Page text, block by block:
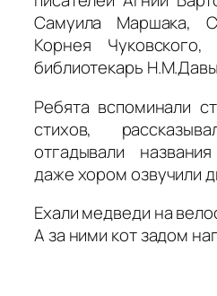
Самуила Маршака,
Корнея
библиотекарь
Ребята вспоминали
стихов,
отгадывали
даже хором озвучили
Ехали медведи на
А за ними кот задом